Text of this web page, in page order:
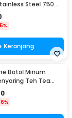
Steel 750ml
Keranjang
Botol Minum
Teh Tea